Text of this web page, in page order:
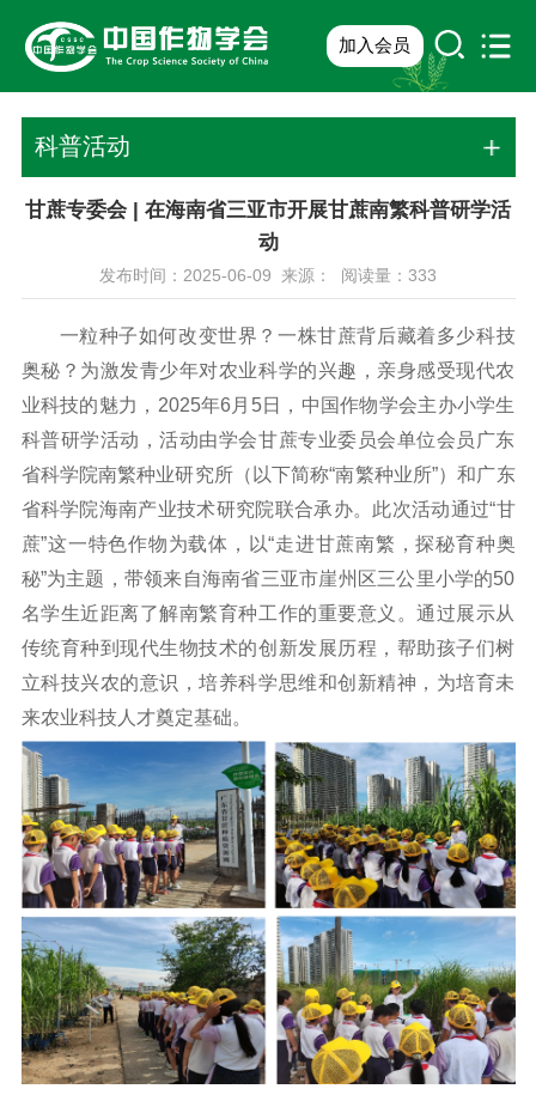
加入会员
科普活动
甘蔗专委会 | 在海南省三亚市开展甘蔗南繁科普研学活
动
发布时间：2025-06-09 来源： 阅读量： 333
一粒种子如何改变世界？一株甘蔗背后藏着多少科技
奥秘？为激发青少年对农业科学的兴趣，亲身感受现代农
业科技的魅力，2025年6月5日，中国作物学会主办小学生
科普研学活动，活动由学会甘蔗专业委员会单位会员广东
省科学院南繁种业研究所（以下简称“南繁种业所”）和广东
省科学院海南产业技术研究院联合承办。此次活动通过“甘
蔗”这一特色作物为载体，以“走进甘蔗南繁，探秘育种奥
秘”为主题，带领来自海南省三亚市崖州区三公里小学的50
名学生近距离了解南繁育种工作的重要意义。通过展示从
传统育种到现代生物技术的创新发展历程，帮助孩子们树
立科技兴农的意识，培养科学思维和创新精神，为培育未
来农业科技人才奠定基础。